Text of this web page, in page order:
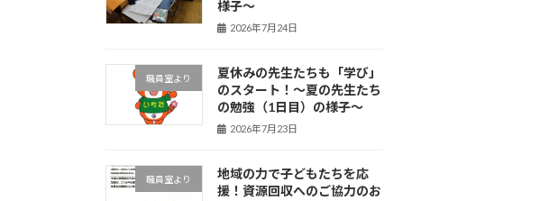
様子〜
2026年7月24日
職員室より
夏休みの先生たちも「学び」
のスタート！〜夏の先生たち
の勉強（1日目）の様子〜
2026年7月23日
職員室より
地域の力で子どもたちを応
援！資源回収へのご協力のお